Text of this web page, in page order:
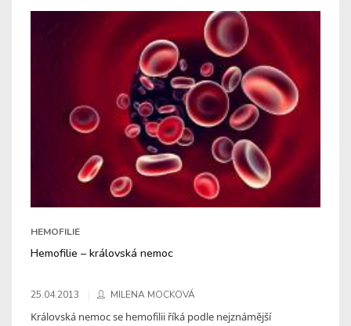
HEMOFILIE
Hemofilie – královská nemoc
25.04.2013 MILENA MOCKOVÁ
Královská nemoc se hemofilii říká podle nejznámější